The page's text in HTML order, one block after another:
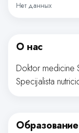
Нет данных
О нас
Doktor medicine
Specijalista
Образование